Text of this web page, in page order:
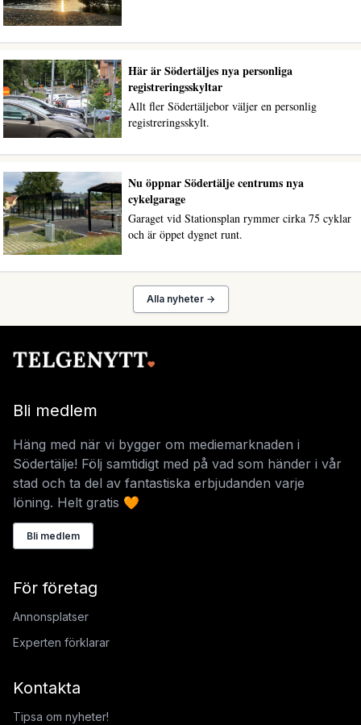
Här är Södertäljes nya personliga
registreringsskyltar
Allt fler Södertäljebor väljer en personlig
registreringsskylt.
Nu öppnar Södertälje centrums nya
cykelgarage
Garaget vid Stationsplan rymmer cirka 75 cyklar
och är öppet dygnet runt.
Alla nyheter →
Bli medlem
Häng med när vi bygger om mediemarknaden i
Södertälje! Följ samtidigt med på vad som händer i vår
stad och ta del av fantastiska erbjudanden varje
löning. Helt gratis 🧡
Bli medlem
För företag
Annonsplatser
Experten förklarar
Kontakta
Tipsa om nyheter!